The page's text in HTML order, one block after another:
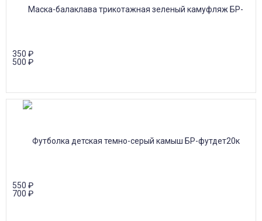
350 ₽
500 ₽
550 ₽
700 ₽